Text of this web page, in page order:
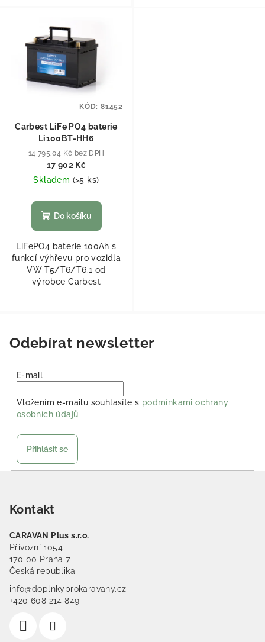
Carbest LiFe PO4 baterie
Li100BT-HH6
14 795,04 Kč bez DPH
17 902 Kč
Skladem (>5 ks)
Do košíku
LiFePO4 baterie 100Ah s
funkcí výhřevu pro vozidla
VW T5/T6/T6.1 od
výrobce Carbest
KÓD: 81452
Odebírat newsletter
E-mail
Vložením e-mailu souhlasíte s podmínkami ochrany
osobních údajů
Přihlásit se
Kontakt
CARAVAN Plus s.r.o.
Přívozní 1054
170 00 Praha 7
Česká republika
info@doplnkyprokaravany.cz
+420 608 214 849